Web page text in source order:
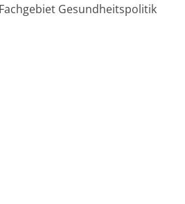
Gesundheitspolitik